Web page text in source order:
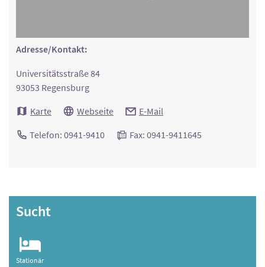
Adresse/Kontakt:
Universitätsstraße 84
93053 Regensburg
Karte
Webseite E-Mail
Telefon: 0941-9410 Fax: 0941-9411645
Sucht
Stationär